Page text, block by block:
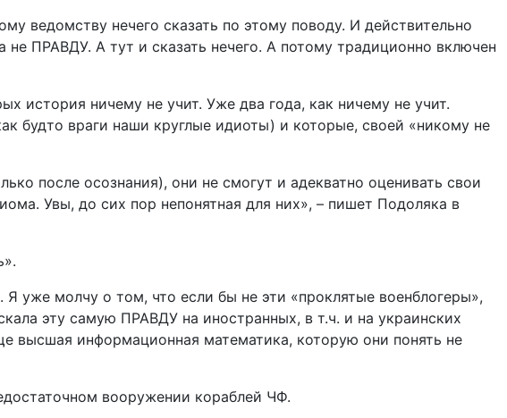
ведомству нечего сказать по этому поводу. И действительно
ПРАВДУ. А тут и сказать нечего. А потому традиционно включен
история ничему не учит. Уже два года, как ничему не учит.
будто враги наши круглые идиоты) и которые, своей «никому не
после осознания), они не смогут и адекватно оценивать свои
Увы, до сих пор непонятная для них», – пишет Подоляка в
уже молчу о том, что если бы не эти «проклятые военблогеры»,
эту самую ПРАВДУ на иностранных, в т.ч. и на украинских
высшая информационная математика, которую они понять не
вооружении кораблей ЧФ.